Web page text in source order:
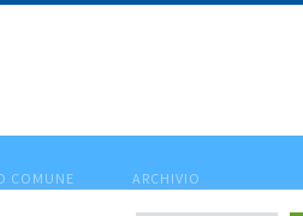
COMUNE ARCHIVIO